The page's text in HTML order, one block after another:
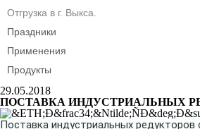
Отгрузка в г. Выкса.
Праздники
Применения
Продукты
29.05.2018
ПОСТАВКА ИНДУСТРИАЛЬНЫХ
Поставка индустриальных редукторов